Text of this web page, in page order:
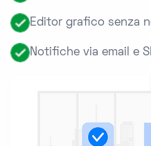
Editor grafico senza
Notifiche via email e